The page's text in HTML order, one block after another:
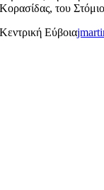
Κορασίδας, του
Κεντρική Εύβοια